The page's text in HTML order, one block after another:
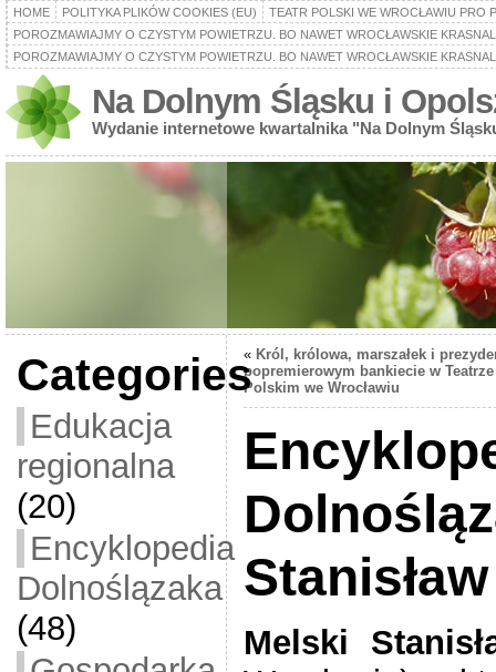
HOME POLITYKA PLIKÓW COOKIES (EU)
TEATR POLSKI WE WROCŁAWIU PRO
POROZMAWIAJMY O CZYSTYM POWIETRZU. BO NAWET WROCŁAWSKIE
POROZMAWIAJMY O CZYSTYM POWIETRZU. BO NAWET WROCŁAWSKIE
Na Dolnym Śląsku i
Wydanie internetowe kwartalnika "Na Dolnym
Categories
Edukacja
regionalna
(20)
Encyklopedia
Dolnoślązaka
(48)
« Król, królowa, marszałek i
popremierowym bankiecie w Teatrze
Polskim we Wrocławiu
Melski